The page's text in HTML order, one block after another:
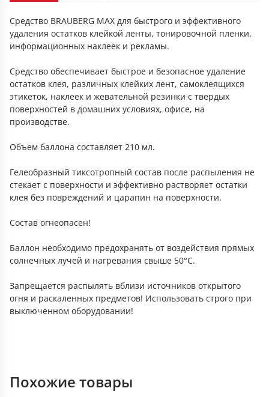
Средство BRAUBERG MAX для быстрого и эффективного
удаления остатков клейкой ленты, тонировочной пленки,
информационных наклеек и рекламы.
Средство обеспечивает быстрое и безопасное удаление
остатков клея, различных клейких лент, самоклеящихся
этикеток, наклеек и жевательной резинки с твердых
поверхностей в домашних условиях, офисе, на
производстве.
Объем баллона составляет 210 мл.
Гелеобразный тиксотропный состав после распыления не
стекает с поверхности и эффективно растворяет остатки
клея без повреждений и царапин на поверхности.
Состав огнеопасен!
Баллон необходимо предохранять от воздействия прямых
солнечных лучей и нагревания свыше 50°С.
Запрещается распылять вблизи источников открытого
огня и раскаленных предметов! Использовать строго при
выключенном оборудовании!
Похожие товары